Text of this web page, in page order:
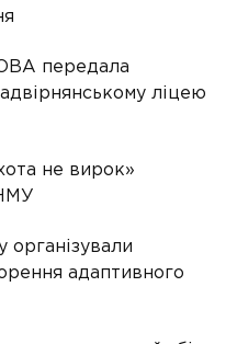
ОВА передала
ліцею
не вирок»
організували
адаптивного